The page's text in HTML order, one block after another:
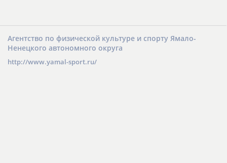
Агентство по физической культуре и спорту Ямало-
Ненецкого автономного округа
http://www.yamal-sport.ru/